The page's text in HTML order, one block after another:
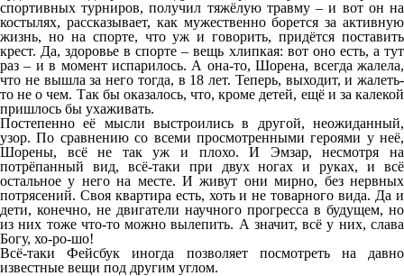
спортивных турниров, получил тяжёлую травму – и вот он на
костылях, рассказывает, как мужественно борется за активную
жизнь, но на спорте, что уж и говорить, придётся поставить
крест. Да, здоровье в спорте – вещь хлипкая: вот оно есть, а тут
раз – и в момент испарилось. А она-то, Шорена, всегда жалела,
что не вышла за него тогда, в 18 лет. Теперь, выходит, и жалеть-
то не о чем. Так бы оказалось, что, кроме детей, ещё и за калекой
пришлось бы ухаживать.
Постепенно её мысли выстроились в другой, неожиданный,
узор. По сравнению со всеми просмотренными героями у неё,
Шорены, всё не так уж и плохо. И Эмзар, несмотря на
потрёпанный вид, всё-таки при двух ногах и руках, и всё
остальное у него на месте. И живут они мирно, без нервных
потрясений. Своя квартира есть, хоть и не товарного вида. Да и
дети, конечно, не двигатели научного прогресса в будущем, но
из них тоже что-то можно вылепить. А значит, всё у них, слава
Богу, хо-ро-шо!
Всё-таки Фейсбук иногда позволяет посмотреть на давно
известные вещи под другим углом.